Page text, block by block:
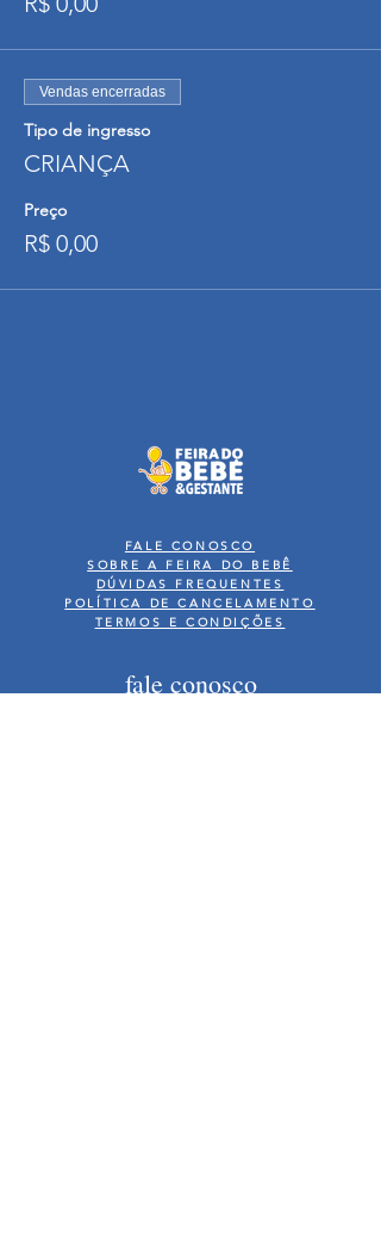
Vendas encerradas
Tipo de ingresso
CRIANÇA
Preço
R$ 0,00
FALE CONOSCO
SOBRE A FEIRA DO BEBÊ
DÚVIDAS FREQUENTES
POLÍTICA DE CANCELAMENTO
TERMOS E CONDIÇÕES
fale conosco